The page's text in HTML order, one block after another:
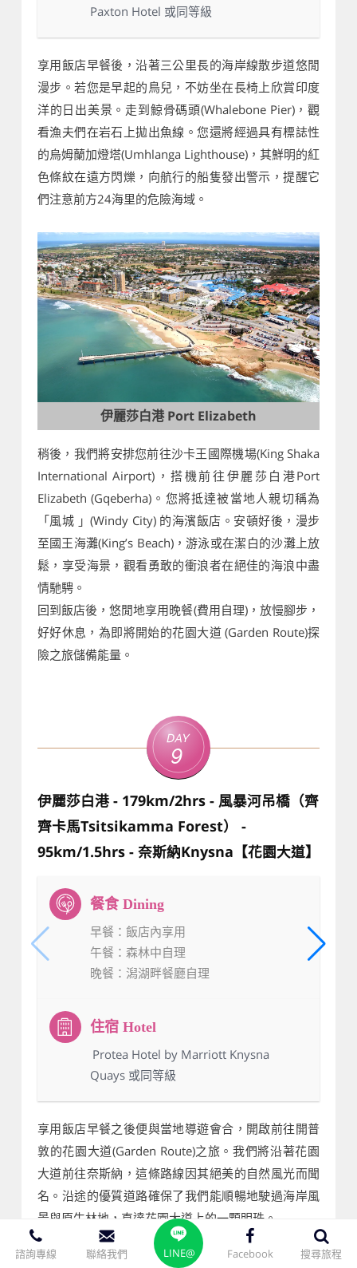
諮詢專線 聯絡我們 LINE@ Facebook 搜尋旅程
Paxton Hotel 或同等級
享用飯店早餐後，沿著三公里長的海岸線散步道悠閒
漫步。若您是早起的鳥兒，不妨坐在長椅上欣賞印度
洋的日出美景。走到鯨骨碼頭(Whalebone Pier)，觀
看漁夫們在岩石上拋出魚線。您還將經過具有標誌性
的烏姆蘭加燈塔(Umhlanga Lighthouse)，其鮮明的紅
色條紋在遠方閃爍，向航行的船隻發出警示，提醒它
們注意前方24海里的危險海域。
伊麗莎白港 Port Elizabeth
稍後，我們將安排您前往沙卡王國際機場(King Shaka
International Airport)，搭機前往伊麗莎白港Port
Elizabeth (Gqeberha)。您將抵達被當地人親切稱為
「風城 」(Windy City) 的海濱飯店。安頓好後，漫步
至國王海灘(King’s Beach)，游泳或在潔白的沙灘上放
鬆，享受海景，觀看勇敢的衝浪者在絕佳的海浪中盡
情馳騁。
回到飯店後，悠閒地享用晚餐(費用自理)，放慢腳步，
好好休息，為即將開始的花園大道 (Garden Route)探
險之旅儲備能量。
Day
9
伊麗莎白港 - 179km/2hrs - 風暴河吊橋（齊
齊卡馬Tsitsikamma Forest） -
95km/1.5hrs - 奈斯納Knysna【花園大道】
早餐 ：飯店內享用
午餐 ：森林中自理
晚餐 ：潟湖畔餐廳自理
：Protea Hotel by Marriott Knysna
Quays 或同等級
享用飯店早餐之後便與當地導遊會合，開啟前往開普
敦的花園大道(Garden Route)之旅。我們將沿著花園
大道前往奈斯納，這條路線因其絕美的自然風光而聞
名。沿途的優質道路確保了我們能順暢地駛過海岸風
景與原生林地，直達花園大道上的一顆明珠。